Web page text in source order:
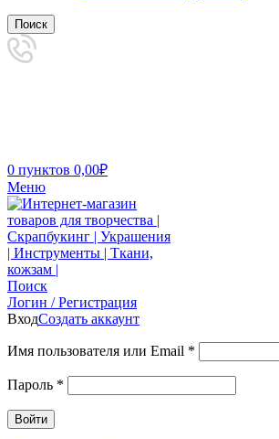
Поиск
0 пунктов 0,00₽
Меню
Поиск
Логин / Регистрация
ВходСоздать аккаунт
Имя пользователя или Email *
Пароль *
Войти